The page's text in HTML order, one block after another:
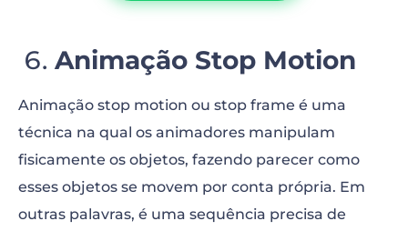
Animação Stop Motion
Animação stop motion ou stop frame é uma
técnica na qual os animadores manipulam
fisicamente os objetos, fazendo parecer como
esses objetos se movem por conta própria. Em
outras palavras, é uma sequência precisa de